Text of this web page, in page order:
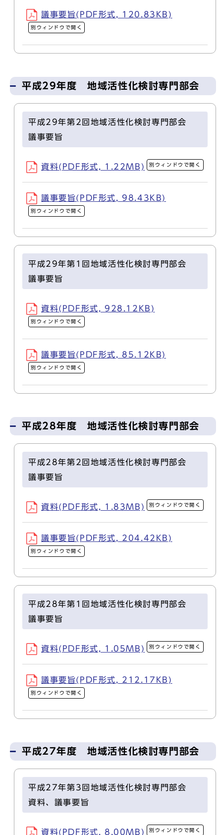
議事要旨(PDF形式, 120.83KB)
別ウィンドウで開く
平成29年度 地域活性化検討専門部会
平成29年第2回地域活性化検討専門部会
議事要旨
資料(PDF形式, 1.22MB) 別ウィンドウで開く
議事要旨(PDF形式, 98.43KB)
別ウィンドウで開く
平成29年第1回地域活性化検討専門部会
議事要旨
資料(PDF形式, 928.12KB)
別ウィンドウで開く
議事要旨(PDF形式, 85.12KB)
別ウィンドウで開く
平成28年度 地域活性化検討専門部会
平成28年第2回地域活性化検討専門部会
議事要旨
資料(PDF形式, 1.83MB) 別ウィンドウで開く
議事要旨(PDF形式, 204.42KB)
別ウィンドウで開く
平成28年第1回地域活性化検討専門部会
議事要旨
資料(PDF形式, 1.05MB) 別ウィンドウで開く
議事要旨(PDF形式, 212.17KB)
別ウィンドウで開く
平成27年度 地域活性化検討専門部会
平成27年第3回地域活性化検討専門部会
資料、議事要旨
資料(PDF形式, 8.00MB) 別ウィンドウで開く